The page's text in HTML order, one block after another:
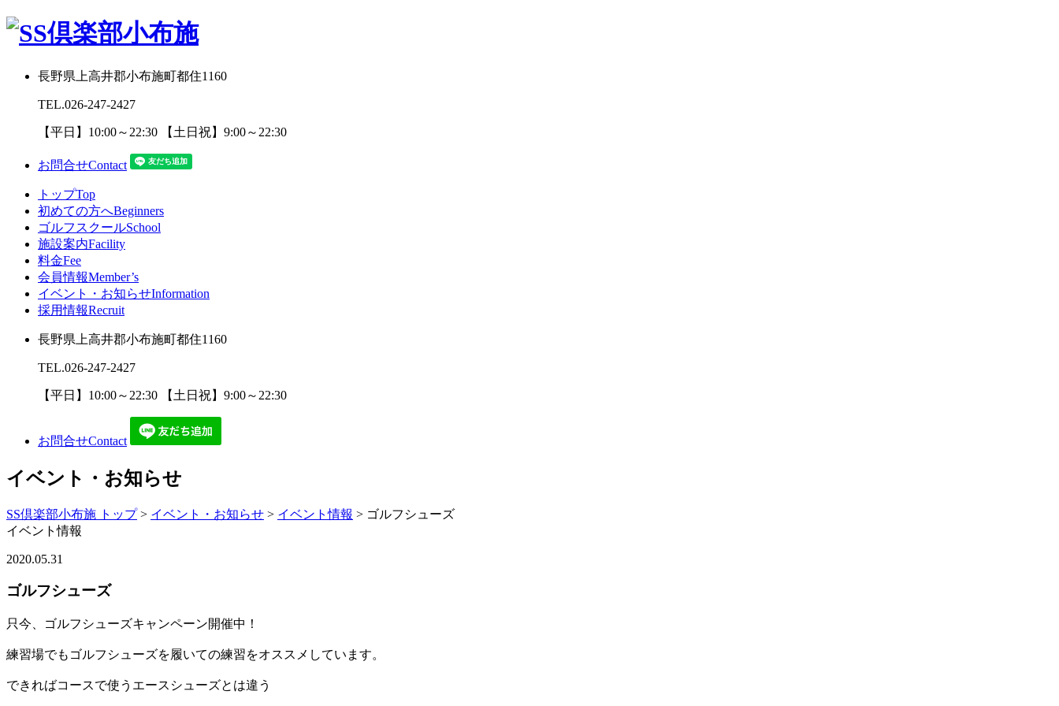
長野県上高井郡小布施町都住1160
TEL.026-247-2427
【平日】10:00～22:30 【土日祝】9:00～22:30
お問合せContact
トップTop
初めての方へBeginners
ゴルフスクールSchool
施設案内Facility
料金Fee
会員情報Member’s
イベント・お知らせInformation
採用情報Recruit
長野県上高井郡小布施町都住1160
TEL.026-247-2427
【平日】10:00～22:30 【土日祝】9:00～22:30
お問合せContact
イベント・お知らせ
SS倶楽部小布施 トップ> イベント・お知らせ > イベント情報 > ゴルフシューズ
イベント情報
2020.05.31
ゴルフシューズ
只今、ゴルフシューズキャンペーン開催中！
練習場でもゴルフシューズを履いての練習をオススメしています。
できればコースで使うエースシューズとは違う